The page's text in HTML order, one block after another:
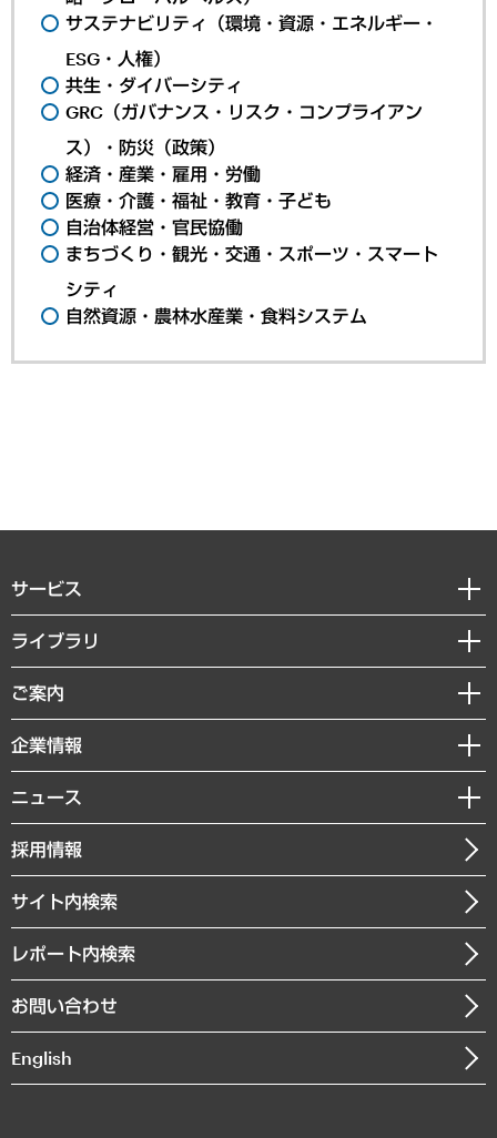
サステナビリティ（環境・資源・エネルギー・
ESG・人権）
共生・ダイバーシティ
GRC（ガバナンス・リスク・コンプライアン
ス）・防災（政策）
経済・産業・雇用・労働
医療・介護・福祉・教育・子ども
自治体経営・官民協働
まちづくり・観光・交通・スポーツ・スマート
シティ
自然資源・農林水産業・食料システム
サービス
経営戦略
組織・人事戦略
デジタルイノベーション
共生・ダイバーシティ
GRC（ガバナンス・リスク・コンプライアンス）・防災（政策）
経済・産業・雇用・労働
まちづくり・観光・交通・スポーツ・スマートシティ
自然資源・農林水産業・食料システム
ライブラリ
経済調査
レポート
コラム
経営用語集
受託・受注実績（官公庁関連）
メディア掲載・出演
ご案内
セミナー・イベント情報
MUFGビジネスセミナー
受託案件情報
企業情報
私たちの想い
社長メッセージ
会社概要
沿革
組織図・本部部室紹介
インドネシア現地法人
ニュース
ニュースリリース
お知らせ
採用情報
サイト内検索
レポート内検索
お問い合わせ
English